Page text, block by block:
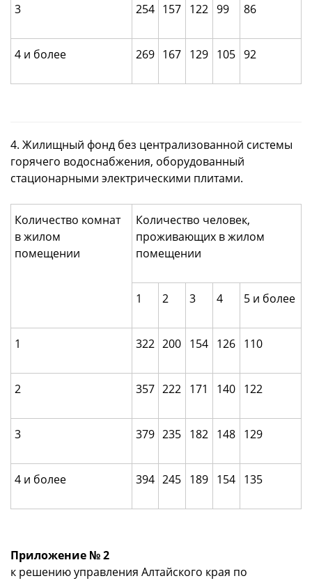
3 254 157 122 99 86
4 и более 269 167 129 105 92
4. Жилищный фонд без централизованной системы
горячего водоснабжения, оборудованный
стационарными электрическими плитами.
Количество комнат
в жилом
помещении
Количество человек,
проживающих в жилом
помещении
1 2 3 4 5 и более
1 322 200 154 126 110
2 357 222 171 140 122
3 379 235 182 148 129
4 и более 394 245 189 154 135
Приложение № 2
к решению управления Алтайского края по